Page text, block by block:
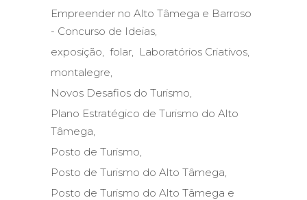
Empreender no Alto Tâmega e Barroso
- Concurso de Ideias
exposição
folar
Laboratórios Criativos
montalegre
Novos Desafios do Turismo
Plano Estratégico de Turismo do Alto
Tâmega
Posto de Turismo
Posto de Turismo do Alto Tâmega
Posto de Turismo do Alto Tâmega e